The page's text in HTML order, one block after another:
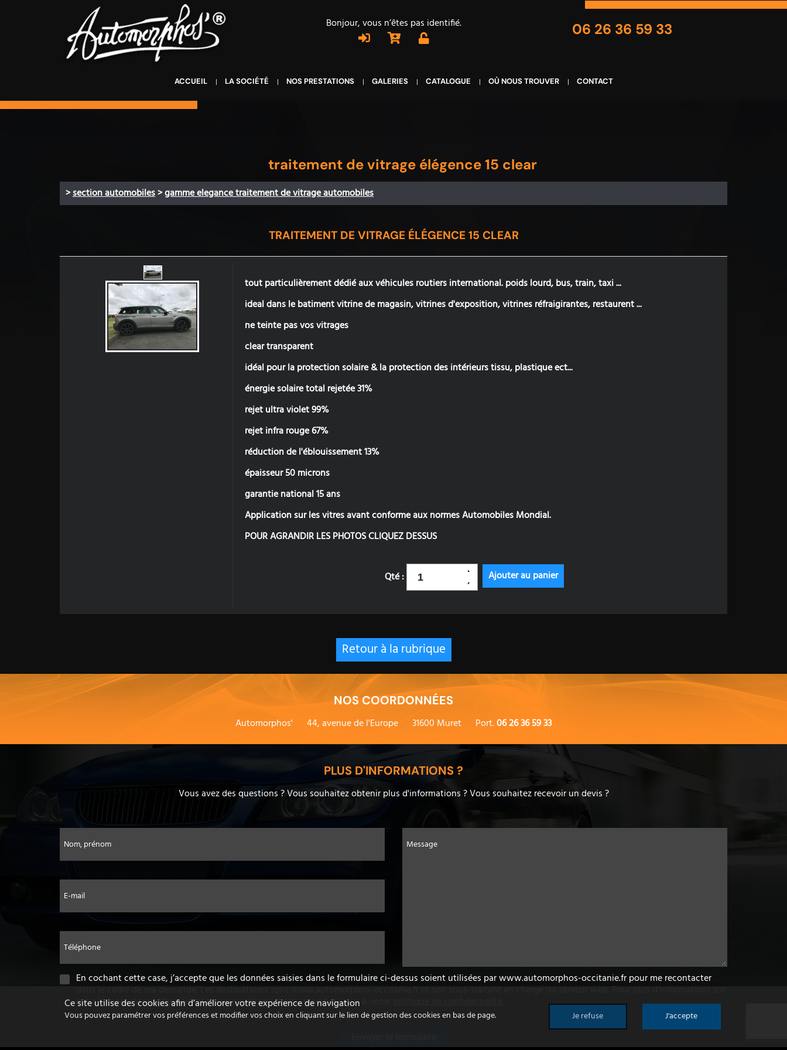
Bonjour, vous n’êtes pas identifié. 06 26 36 59 33
ACCUEIL LA SOCIÉTÉ NOS PRESTATIONS GALERIES CATALOGUE OÙ NOUS TROUVER CONTACT
traitement de vitrage élégence 15 clear
>section automobiles>gamme elegance traitement de vitrage automobiles
TRAITEMENT DE VITRAGE ÉLÉGENCE 15 CLEAR
tout particulièrement dédié aux véhicules routiers international. poids lourd, bus, train, taxi ...
ideal dans le batiment vitrine de magasin, vitrines d'exposition, vitrines réfraigirantes, restaurent ...
ne teinte pas vos vitrages
clear transparent
idéal pour la protection solaire & la protection des intérieurs tissu, plastique ect...
énergie solaire total rejetée 31%
rejet ultra violet 99%
rejet infra rouge 67%
réduction de l'éblouissement 13%
épaisseur 50 microns
garantie national 15 ans
Application sur les vitres avant conforme aux normes Automobiles Mondial.
POUR AGRANDIR LES PHOTOS CLIQUEZ DESSUS
Qté :
Retour à la rubrique
NOS COORDONNÉES
Automorphos'
44, avenue de l'Europe 31600 Muret Port.06 26 36 59 33
PLUS D'INFORMATIONS ?
Vous avez des questions ? Vous souhaitez obtenir plus d'informations ? Vous souhaitez recevoir un devis ?
Nom, prénom
E-mail
Téléphone
Message
En cochant cette case, j’accepte que les données saisies dans le formulaire ci-dessus soient utilisées par www.automorphos-occitanie.fr pour me recontacter
dans le cadre de ma demande. Les destinataires sont www.automorphos-occitanie.fr et son sous-traitant en charge du serveur web. Pour plus d'informations sur
le traitement de vos données et l'exercice de vos droits, reportez-vous à notre
Ce site utilise des cookies afin d’améliorer votre expérience de navigation
Vous pouvez paramétrer vos préférences et modifier vos choix en cliquant sur le lien de gestion des cookies en bas de page. Je refuse J'accepte